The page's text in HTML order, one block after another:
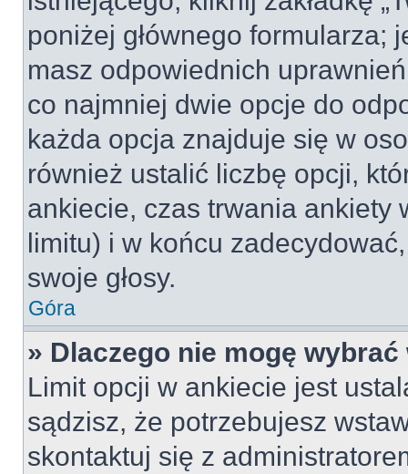
poniżej głównego formularza;
masz odpowiednich
co najmniej dwie opcje do
każda opcja znajduje się w
również ustalić liczbę opcji,
ankiecie, czas trwania ankiety
limitu) i w końcu
swoje głosy.
Góra
» Dlaczego nie mogę
Limit opcji w ankiecie jest
sądzisz, że potrzebujesz
skontaktuj się z